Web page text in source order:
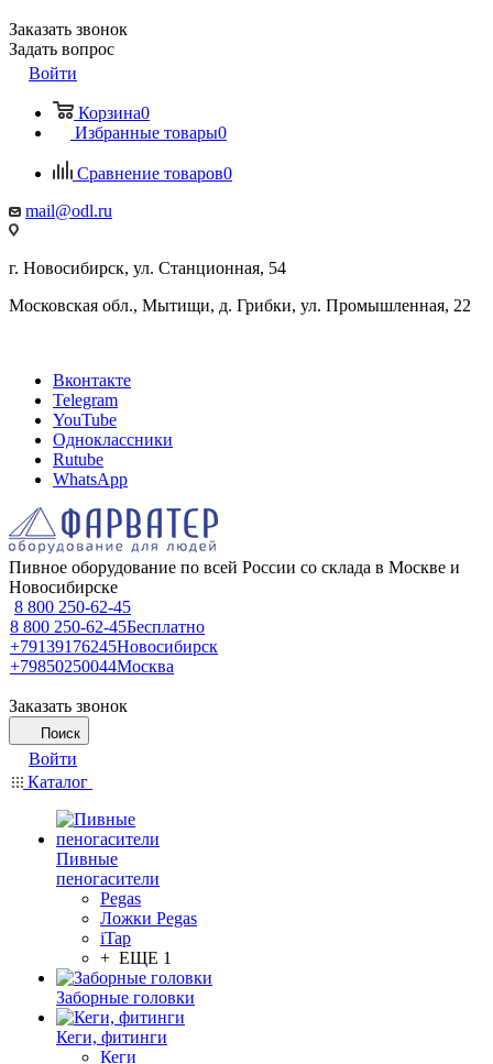
Заказать звонок
Задать вопрос
Войти
Корзина0
Избранные товары0
Сравнение товаров0
mail@odl.ru
г. Новосибирск, ул. Станционная, 54
Московская обл., Мытищи, д. Грибки, ул. Промышленная, 22
Вконтакте
Telegram
YouTube
Одноклассники
Rutube
WhatsApp
Пивное оборудование по всей России со склада в Москве и
Новосибирске
8 800 250-62-45
8 800 250-62-45Бесплатно
+79139176245Новосибирск
+79850250044Москва
Заказать звонок
Поиск
Войти
Каталог
Пивные
пеногасители
Pegas
Ложки Pegas
iTap
+ ЕЩЕ 1
Заборные головки
Кеги, фитинги
Кеги